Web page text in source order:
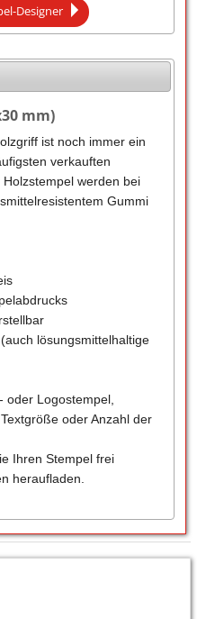
Designer
mm)
ist noch immer ein
verkauften
werden bei
Gummi
lösungsmittelhaltige
oder Logostempel,
oder Anzahl der
Ihren Stempel frei
heraufladen.